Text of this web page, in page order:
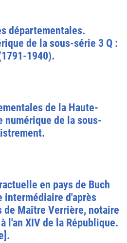
départementales.
de la sous-série 3 Q :
1940).
de la Haute-
numérique de la sous-
en pays de Buch
intermédiaire d'après
de Maître Verrière, notaire
l'an XIV de la République.